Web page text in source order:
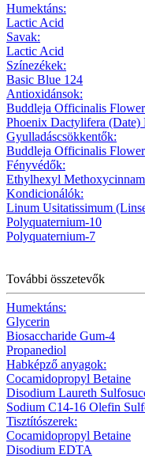
Humektáns:
Lactic Acid
Savak:
Lactic Acid
Színezékek:
Basic Blue 124
Antioxidánsok:
Buddleja Officinalis
Phoenix Dactylifera (Date)
Gyulladáscsökkentők:
Buddleja Officinalis
Fényvédők:
Ethylhexyl
Kondicionálók:
Linum Usitatissimum
Polyquaternium-10
Polyquaternium-7
További összetevők
Humektáns:
Glycerin
Biosaccharide Gum-4
Propanediol
Habképző anyagok:
Cocamidopropyl Betaine
Disodium Laureth
Sodium C14-16 Olefin
Tisztítószerek:
Cocamidopropyl Betaine
Disodium EDTA